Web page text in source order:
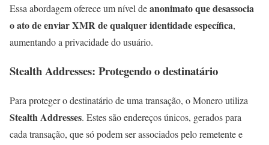
Essa abordagem oferece um nível deanonimato que desassocia
o ato de enviar XMR de qualquer identidade específica,
aumentando a privacidade do usuário.
Stealth Addresses: Protegendo o destinatário
Para proteger o destinatário de uma transação, o Monero utiliza
Stealth Addresses. Estes são endereços únicos, gerados para
cada transação, que só podem ser associados pelo remetente e